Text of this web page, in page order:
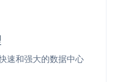
速和强大的数据中心